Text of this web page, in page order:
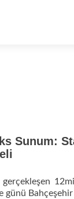
Sunum:
günü